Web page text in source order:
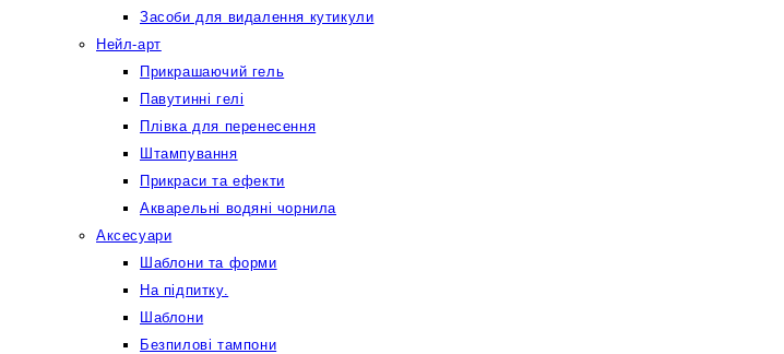
Засоби для видалення кутикули
Нейл-арт
Прикрашаючий гель
Павутинні гелі
Плівка для перенесення
Штампування
Прикраси та ефекти
Акварельні водяні чорнила
Аксесуари
Шаблони та форми
На підпитку.
Шаблони
Безпилові тампони